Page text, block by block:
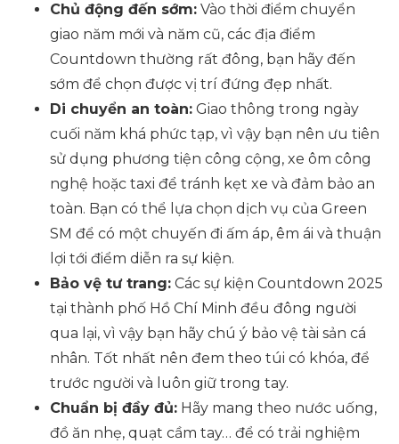
Chủ động đến sớm: Vào thời điểm chuyển
giao năm mới và năm cũ, các địa điểm
Countdown thường rất đông, bạn hãy đến
sớm để chọn được vị trí đứng đẹp nhất.
Di chuyển an toàn: Giao thông trong ngày
cuối năm khá phức tạp, vì vậy bạn nên ưu tiên
sử dụng phương tiện công cộng, xe ôm công
nghệ hoặc taxi để tránh kẹt xe và đảm bảo an
toàn. Bạn có thể lựa chọn dịch vụ của Green
SM để có một chuyến đi ấm áp, êm ái và thuận
lợi tới điểm diễn ra sự kiện.
Bảo vệ tư trang: Các sự kiện Countdown 2025
tại thành phố Hồ Chí Minh đều đông người
qua lại, vì vậy bạn hãy chú ý bảo vệ tài sản cá
nhân. Tốt nhất nên đem theo túi có khóa, để
trước người và luôn giữ trong tay.
Chuẩn bị đầy đủ: Hãy mang theo nước uống,
đồ ăn nhẹ, quạt cầm tay… để có trải nghiệm